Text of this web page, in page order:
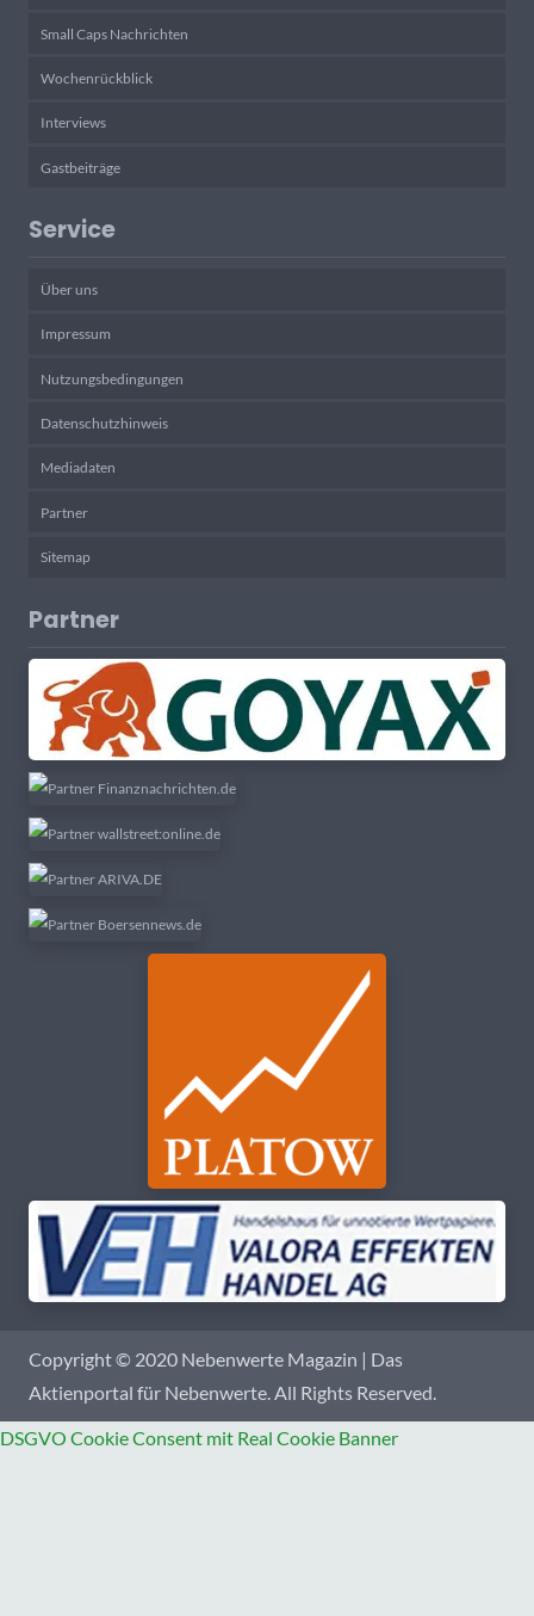
Small Caps Nachrichten
Wochenrückblick
Interviews
Gastbeiträge
Service
Über uns
Impressum
Nutzungsbedingungen
Datenschutzhinweis
Mediadaten
Partner
Sitemap
Partner
Copyright © 2020 Nebenwerte Magazin | Das
Aktienportal für Nebenwerte. All Rights Reserved.
DSGVO Cookie Consent mit Real Cookie Banner